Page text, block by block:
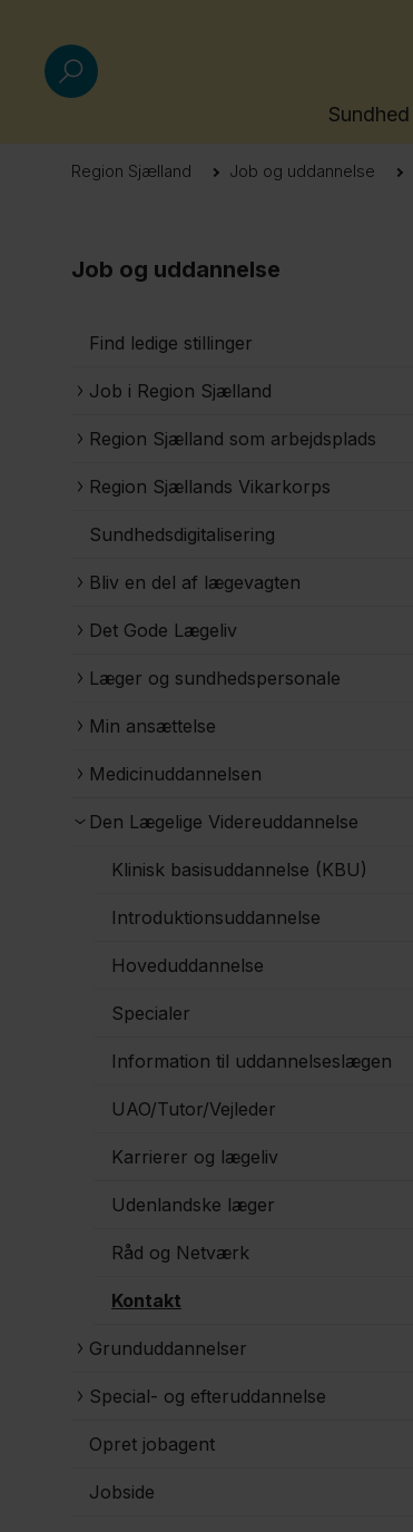
Sundhed
Region Sjælland Job og uddannelse
Job og uddannelse
Find ledige stillinger
Job i Region Sjælland
Region Sjælland som arbejdsplads
Region Sjællands Vikarkorps
Sundhedsdigitalisering
Bliv en del af lægevagten
Det Gode Lægeliv
Læger og sundhedspersonale
Min ansættelse
Medicinuddannelsen
Den Lægelige Videreuddannelse
Klinisk basisuddannelse (KBU)
Introduktionsuddannelse
Hoveduddannelse
Specialer
Information til uddannelseslægen
UAO/Tutor/Vejleder
Karrierer og lægeliv
Udenlandske læger
Råd og Netværk
Kontakt
Grunduddannelser
Special- og efteruddannelse
Opret jobagent
Jobside